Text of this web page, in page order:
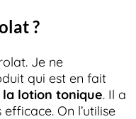
?
Je ne
qui est en fait
lotion tonique. Il a
On l’utilise